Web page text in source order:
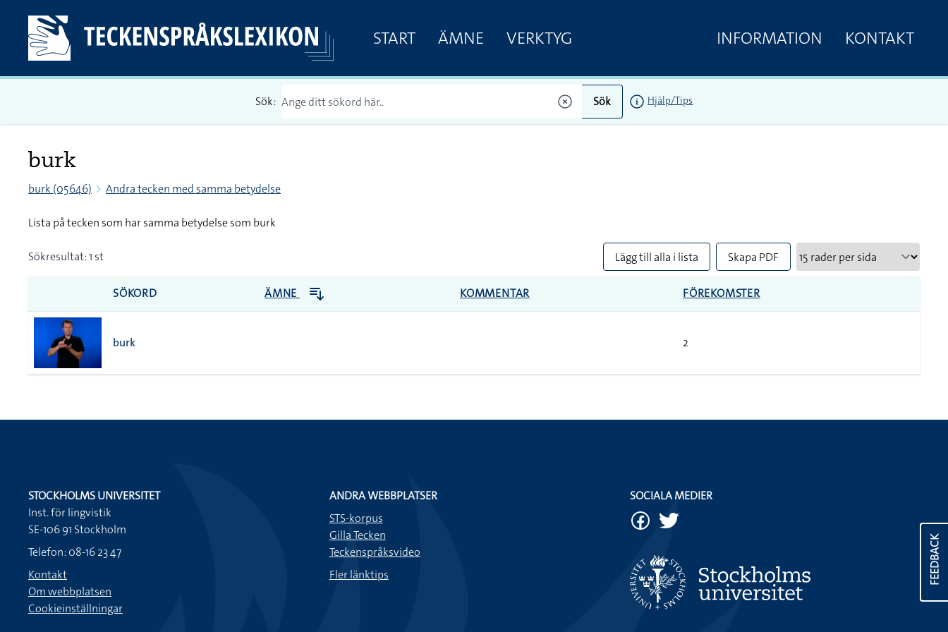
START ÄMNE VERKTYG INFORMATION KONTAKT
Sök: Sök Hjälp/Tips
burk
burk (05646) Andra tecken med samma betydelse
Lista på tecken som har samma betydelse som burk
Sökresultat: 1 st Lägg till alla i lista Skapa PDF
SÖKORD ÄMNE KOMMENTAR FÖREKOMSTER
burk 2
FEEDBACK
STOCKHOLMS UNIVERSITET
Inst. för lingvistik
SE-106 91 Stockholm
Telefon: 08-16 23 47
Kontakt
Om webbplatsen
Cookieinställningar
ANDRA WEBBPLATSER
STS-korpus
Gilla Tecken
Teckenspråksvideo
Fler länktips
SOCIALA MEDIER